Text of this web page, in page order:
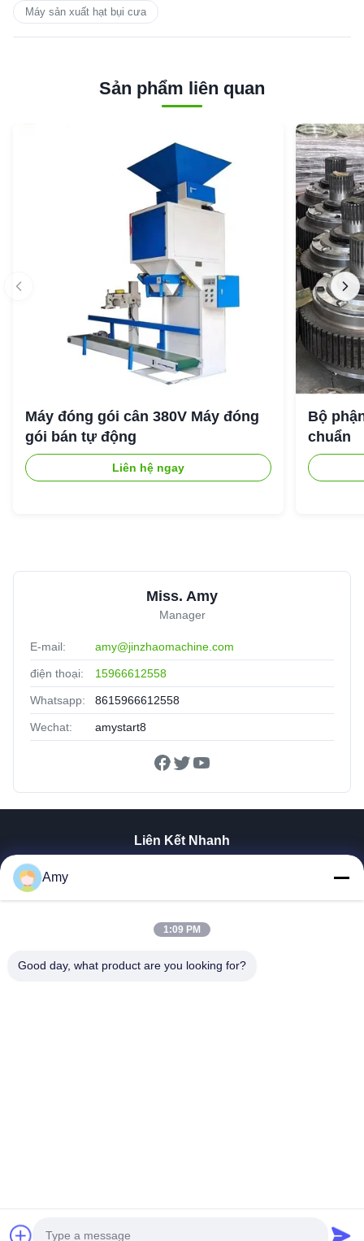
Máy sản xuất hạt bụi cưa
Sản phẩm liên quan
Máy đóng gói cân 380V Máy đóng
gói bán tự động
Liên hệ ngay
Bộ
chuẩn
Miss. Amy
Manager
E-mail: amy@jinzhaomachine.com
điện thoại: 15966612558
Whatsapp: 8615966612558
Wechat: amystart8
Liên Kết Nhanh
Chương Trình VR
Tham Quan Nhà Máy
© 2026 Shandong Jinzhao Machine Co., Ltd.. All Rights Reserved.
Amy
1:09 PM
Good day, what product are you looking for?